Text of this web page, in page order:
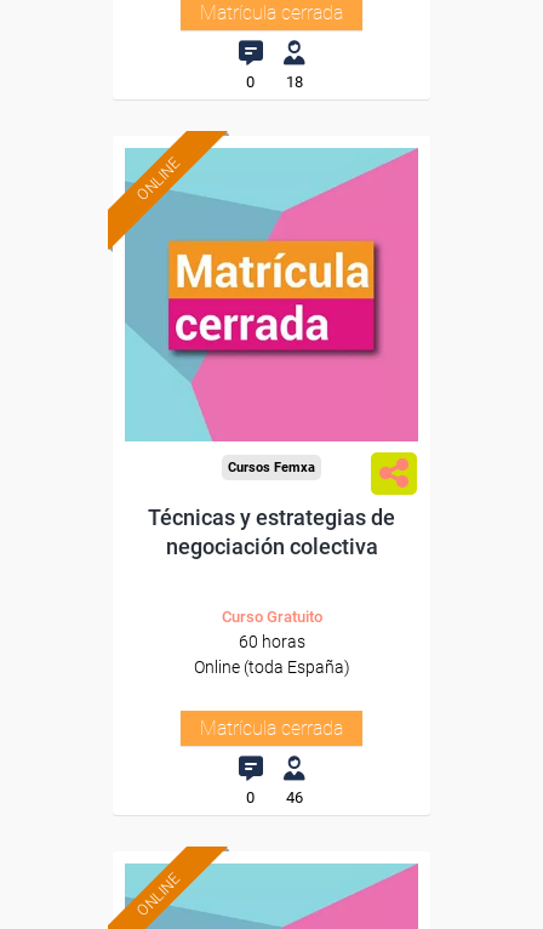
Matrícula cerrada
0 18
ONLINE
Cursos Femxa
Técnicas y estrategias de
negociación colectiva
Curso Gratuito
60 horas
Online (toda España)
Matrícula cerrada
0 46
ONLINE